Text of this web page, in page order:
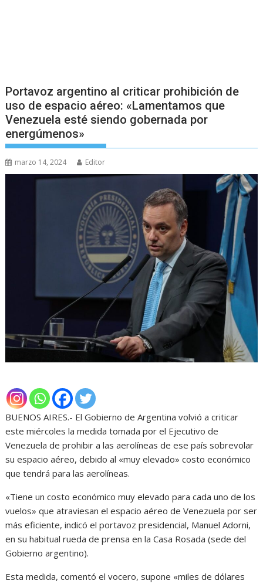
Portavoz argentino al criticar prohibición de
uso de espacio aéreo: «Lamentamos que
Venezuela esté siendo gobernada por
energúmenos»
marzo 14, 2024 Editor
BUENOS AIRES.- El Gobierno de Argentina volvió a criticar
este miércoles la medida tomada por el Ejecutivo de
Venezuela de prohibir a las aerolíneas de ese país sobrevolar
su espacio aéreo, debido al «muy elevado» costo económico
que tendrá para las aerolíneas.
«Tiene un costo económico muy elevado para cada uno de los
vuelos» que atraviesan el espacio aéreo de Venezuela por ser
más eficiente, indicó el portavoz presidencial, Manuel Adorni,
en su habitual rueda de prensa en la Casa Rosada (sede del
Gobierno argentino).
Esta medida, comentó el vocero, supone «miles de dólares